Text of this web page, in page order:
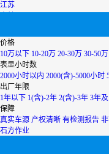
江苏
宁夏
内蒙古
青海
上海
陕西
山西
山东
四川
天津
台湾
价格
10万以下 10-20万 20-30万 30-50万
表显小时数
2000小时以内 2000(含)-5000小时
出厂年限
1年以下 1(含)-2年 2(含)-3年 3年
保障
真实车源 产权清晰 有检测报告
石方作业